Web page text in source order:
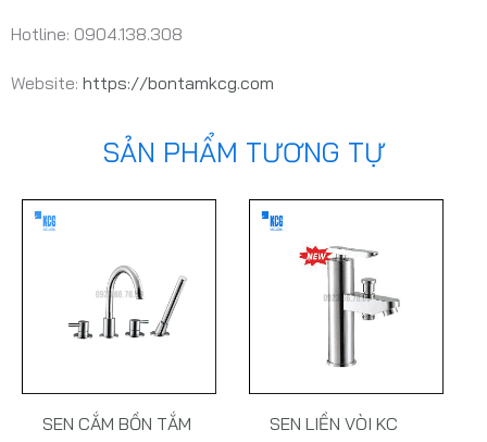
Hotline: 0904.138.308
Website: https://bontamkcg.com
SẢN PHẨM TƯƠNG TỰ
SEN CẮM BỒN TẮM
SEN LIỀN VÒI KC